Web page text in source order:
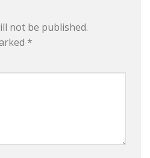
not be published.
*